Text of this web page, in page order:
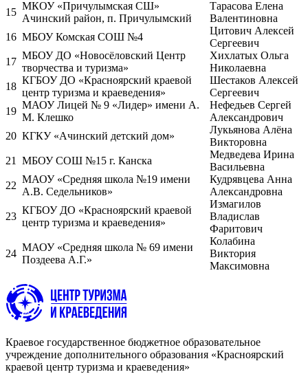
15
МКОУ «Причулымская СШ»
Ачинский район, п. Причулымский
Тарасова Елена
Валентиновна
16 МБОУ Комская СОШ №4
Цитович Алексей
Сергеевич
17
МБОУ ДО «Новосёловский Центр
творчества и туризма»
Хихлатых Ольга
Николаевна
18
КГБОУ ДО «Красноярский краевой
центр туризма и краеведения»
Шестаков Алексей
Сергеевич
19
МАОУ Лицей № 9 «Лидер» имени А.
М. Клешко
Нефедьев Сергей
Александрович
20 КГКУ «Ачинский детский дом»
Лукьянова Алёна
Викторовна
21
МБОУ СОШ №15 г. Канска
Медведева Ирина
Васильевна
22
МАОУ «Средняя школа №19 имени
А.В. Седельников»
Кудрявцева Анна
Александровна
23
КГБОУ ДО «Красноярский краевой
центр туризма и краеведения»
Измагилов
Владислав
Фаритович
24
МАОУ «Средняя школа № 69 имени
Поздеева А.Г.»
Колабина
Виктория
Максимовна
Краевое государственное бюджетное образовательное
учреждение дополнительного образования «Красноярский
краевой центр туризма и краеведения»